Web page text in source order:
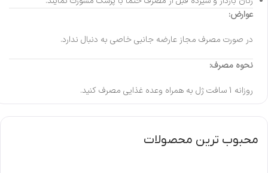
عوارض:
در صورت مصرف مجاز عارضه جانبی خاصی به دنبال ندارد.
نحوه مصرف:
روزانه 1 سافت ژل به همراه وعده غذایی مصرف کنید.
محبوب ترین محصولات